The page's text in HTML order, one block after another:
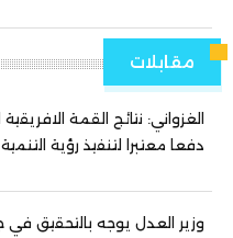
مقابلات
الغزواني: نتائج القمة
دفعا معتبرا لتنفيذ رؤية التنمية
وزير العدل يوجه بالتحقيق في